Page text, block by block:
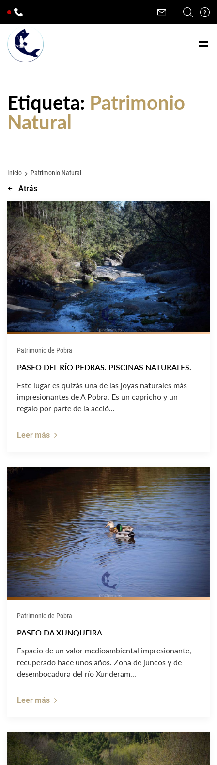
Etiqueta: Patrimonio
Natural
Inicio Patrimonio Natural
Atrás
Patrimonio de Pobra
PASEO DEL RÍO PEDRAS. PISCINAS NATURALES.
Este lugar es quizás una de las joyas naturales más
impresionantes de A Pobra. Es un capricho y un
regalo por parte de la acció...
Leer más
Patrimonio de Pobra
PASEO DA XUNQUEIRA
Espacio de un valor medioambiental impresionante,
recuperado hace unos años. Zona de juncos y de
desembocadura del río Xunderam...
Leer más